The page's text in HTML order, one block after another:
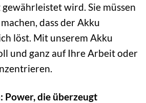
wird. Sie müssen
dass der Akku
löst. Mit unserem Akku
und ganz auf Ihre Arbeit oder
Power, die überzeugt